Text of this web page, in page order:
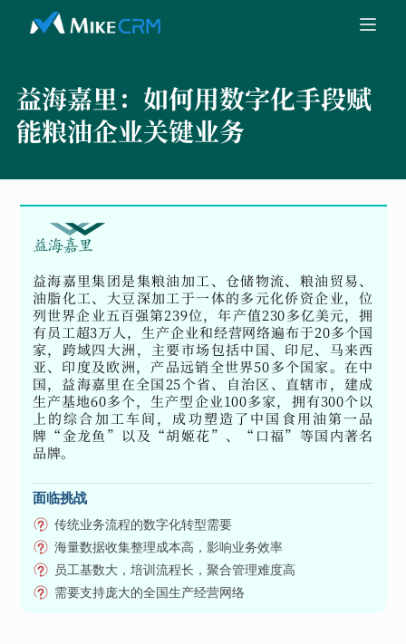
益海嘉里： 如何用数字化手段赋
能粮油企业关键业务
益海嘉里集团是集粮油加工、仓储物流、粮油贸易、
油脂化工、大豆深加工于一体的多元化侨资企业，位
列世界企业五百强第239位，年产值230多亿美元，拥
有员工超3万人，生产企业和经营网络遍布于20多个国
家，跨域四大洲，主要市场包括中国、印尼、马来西
亚、印度及欧洲，产品远销全世界50多个国家。在中
国，益海嘉里在全国25个省、自治区、直辖市，建成
生产基地60多个，生产型企业100多家，拥有300个以
上的综合加工车间，成功塑造了中国食用油第一品
牌“金龙鱼”以及“胡姬花”、“口福”等国内著名
品牌。
面临挑战
传统业务流程的数字化转型需要
海量数据收集整理成本高，影响业务效率
员工基数大，培训流程长，聚合管理难度高
需要支持庞大的全国生产经营网络